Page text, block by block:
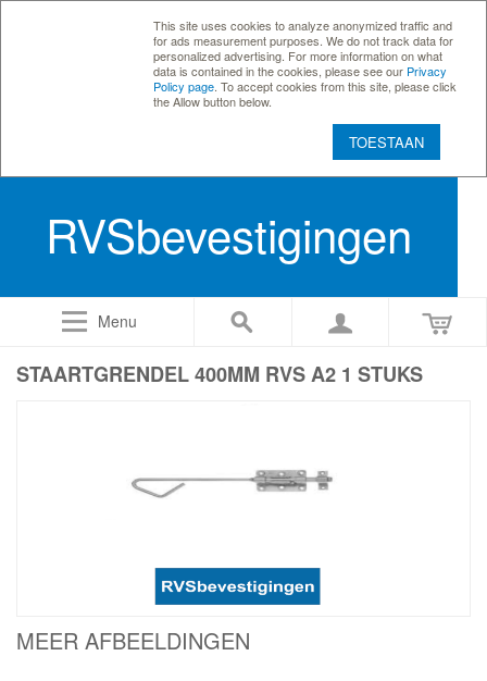
This site uses cookies to analyze anonymized traffic and
for ads measurement purposes. We do not track data for
personalized advertising. For more information on what
data is contained in the cookies, please see our Privacy
Policy page . To accept cookies from this site, please click
the Allow button below.
TOESTAAN
RVSbevestigingen
Menu
STAARTGRENDEL 400MM RVS A2 1 STUKS
MEER AFBEELDINGEN